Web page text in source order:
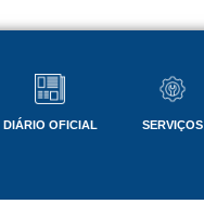
DIÁRIO OFICIAL SERVIÇOS